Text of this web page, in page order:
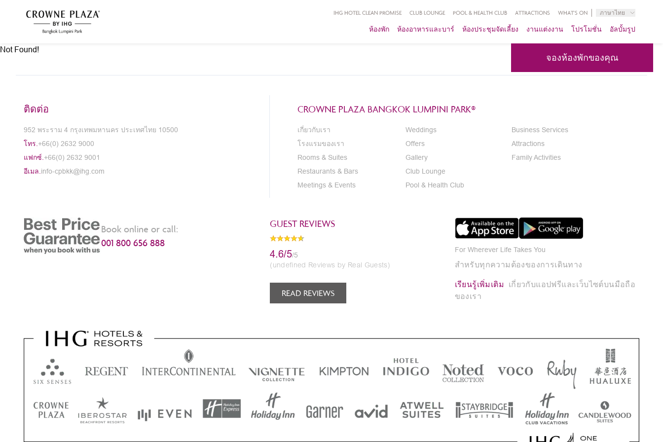
IHG HOTEL CLEAN PROMISE CLUB LOUNGE POOL & HEALTH CLUB ATTRACTIONS WHAT'S ON ภาษาไทย
ห้องพัก ห้องอาหารและบาร์ ห้องประชุมจัดเลี้ยง งานแต่งงาน โปรโมชั่น อัลบั้มรูป
จองห้องพักของคุณ
Not Found!
ติดต่อ
952 พระราม 4 กรุงเทพมหานคร ประเทศไทย 10500
โทร. +66(0) 2632 9000
แฟกซ์. +66(0) 2632 9001
อีเมล. info-cpbkk@ihg.com
CROWNE PLAZA BANGKOK LUMPINI PARK®
เกี่ยวกับเรา
โรงแรมของเรา
Rooms & Suites
Restaurants & Bars
Meetings & Events
Weddings
Offers
Gallery
Club Lounge
Pool & Health Club
Business Services
Attractions
Family Activities
Book online or call:
001 800 656 888
GUEST REVIEWS
4.6/5/5
(undefined Reviews by Real Guests)
READ REVIEWS
For Wherever Life Takes You
สำหรับทุกความต้องของการเดินทาง
เรียนรู้เพิ่มเติม
เกี่ยวกับแอปฟรีและเว็บไซต์บนมือถือ
ของเรา